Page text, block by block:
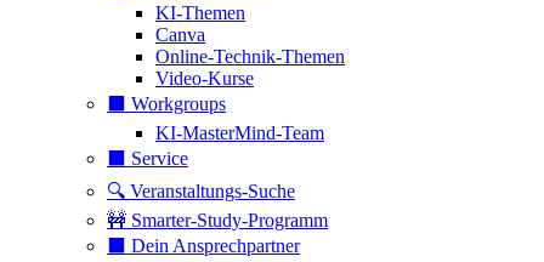
KI-Themen
Canva
Online-Technik-Themen
Video-Kurse
⬛️ Workgroups
KI-MasterMind-Team
⬛️ Service
🔍 Veranstaltungs-Suche
🚧 Smarter-Study-Programm
⬛️ Dein Ansprechpartner